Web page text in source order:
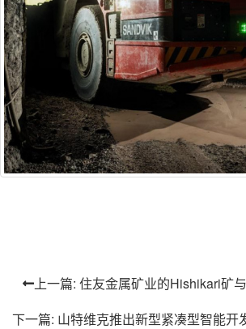
上一篇: 住友金属矿业的Hishikari矿
下一篇: 山特维克推出新型紧凑型智能开